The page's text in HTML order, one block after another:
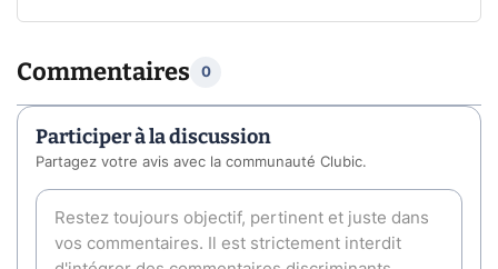
Commentaires 0
Participer à la discussion
Partagez votre avis avec la communauté Clubic.